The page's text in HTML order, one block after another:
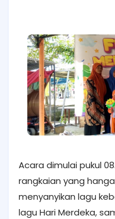
Acara dimulai pukul
rangkaian yang
menyanyikan lagu
lagu Hari Merdeka,